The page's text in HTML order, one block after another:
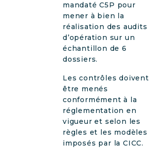
mandaté C5P pour
mener à bien la
réalisation des audits
d’opération sur un
échantillon de 6
dossiers.
Les contrôles doivent
être menés
conformément à la
réglementation en
vigueur et selon les
règles et les modèles
imposés par la CICC.